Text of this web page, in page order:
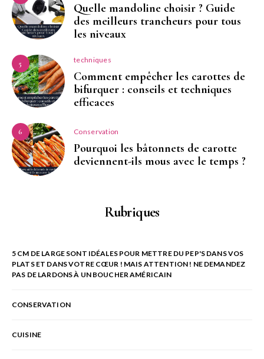
Quelle mandoline choisir ? Guide
des meilleurs trancheurs pour tous
les niveaux
5 techniques
Comment empêcher les carottes de
bifurquer : conseils et techniques
efficaces
6 Conservation
Pourquoi les bâtonnets de carotte
deviennent-ils mous avec le temps ?
Rubriques
5 CM DE LARGE SONT IDÉALES POUR METTRE DU PEP'S DANS VOS
PLATS ET DANS VOTRE CŒUR ! MAIS ATTENTION ! NE DEMANDEZ
PAS DE LARDONS À UN BOUCHER AMÉRICAIN
CONSERVATION
CUISINE